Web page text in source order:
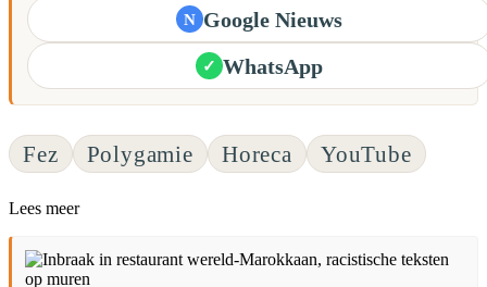
N Google Nieuws
✓ WhatsApp
Fez Polygamie Horeca YouTube
Lees meer